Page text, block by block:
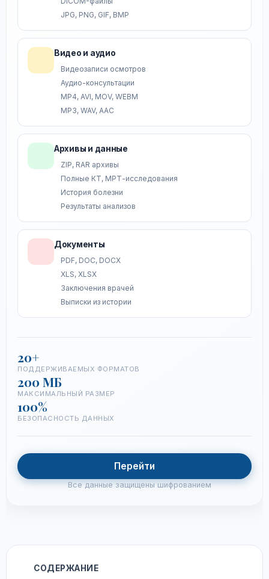
JPG, PNG, GIF, BMP
Видео и аудио
Видеозаписи осмотров
Аудио-консультации
MP4, AVI, MOV, WEBM
MP3, WAV, AAC
Архивы и данные
ZIP, RAR архивы
Полные КТ, МРТ-исследования
История болезни
Результаты анализов
Документы
PDF, DOC, DOCX
XLS, XLSX
Заключения врачей
Выписки из истории
20+
ПОДДЕРЖИВАЕМЫХ ФОРМАТОВ
200 МБ
МАКСИМАЛЬНЫЙ РАЗМЕР
100%
БЕЗОПАСНОСТЬ ДАННЫХ
Перейти
Все данные защищены шифрованием
СОДЕРЖАНИЕ